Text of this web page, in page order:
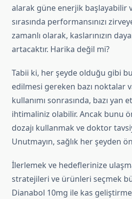
alarak güne enerjik başlayabilir
sırasında performansınızı
zamanlı olarak, kaslarınızın
artacaktır. Harika değil mi?
Tabii ki, her şeyde olduğu gibi
edilmesi gereken bazı noktalar
kullanımı sonrasında, bazı yan
ihtimaliniz olabilir. Ancak bunu
dozajı kullanmak ve doktor
Unutmayın, sağlık her şeyden
İlerlemek ve hedeflerinize
stratejileri ve ürünleri seçmek
Dianabol 10mg ile kas